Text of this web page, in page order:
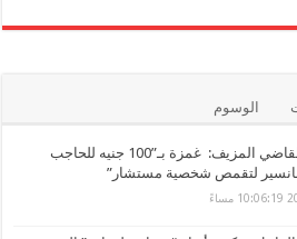
الوسوم
اعترافات القاضي المزيف: غمزة بـ”100 جنيه للحاجب
لتقمص شخصية مستشار”